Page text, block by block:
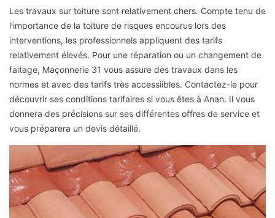
Les travaux sur toiture sont relativement chers. Compte tenu de
l’importance de la toiture de risques encourus lors des
interventions, les professionnels appliquent des tarifs
relativement élevés. Pour une réparation ou un changement de
faitage, Maçonnerie 31 vous assure des travaux dans les
normes et avec des tarifs très accessiibles. Contactez-le pour
découvrir ses conditions tarifaires si vous êtes à Anan. Il vous
donnera des précisions sur ses différentes offres de service et
vous préparera un devis détaillé.